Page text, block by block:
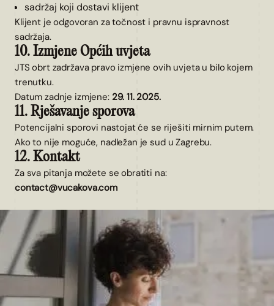
sadržaj koji dostavi klijent
Klijent je odgovoran za točnost i pravnu ispravnost
sadržaja.
10. Izmjene Općih uvjeta
JTS obrt zadržava pravo izmjene ovih uvjeta u bilo kojem
trenutku.
Datum zadnje izmjene: 29. 11. 2025.
11. Rješavanje sporova
Potencijalni sporovi nastojat će se riješiti mirnim putem.
Ako to nije moguće, nadležan je sud u Zagrebu.
12. Kontakt
Za sva pitanja možete se obratiti na:
contact@vucakova.com